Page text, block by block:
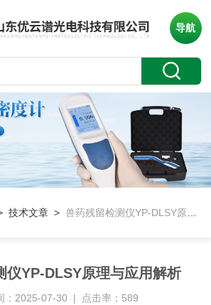
导航
技术文章 >兽药残留检测仪YP-DLSY原理与应用解析
仪YP-DLSY原理与应用解析
：2025-07-30 | 点击率：589